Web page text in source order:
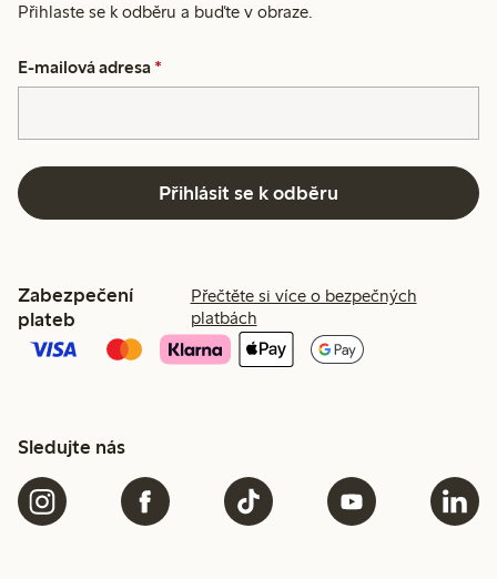
Přihlaste se k odběru a buďte v obraze.
E-mailová adresa *
Přihlásit se k odběru
Zabezpečení
plateb
Přečtěte si více o bezpečných
platbách
Sledujte nás